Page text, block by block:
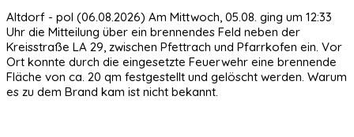
Altdorf - pol (06.08.2026) Am Mittwoch, 05.08. ging um 12:33
Uhr die Mitteilung über ein brennendes Feld neben der
Kreisstraße LA 29, zwischen Pfettrach und Pfarrkofen ein. Vor
Ort konnte durch die eingesetzte Feuerwehr eine brennende
Fläche von ca. 20 qm festgestellt und gelöscht werden. Warum
es zu dem Brand kam ist nicht bekannt.